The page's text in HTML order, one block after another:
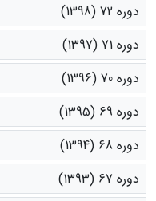
دوره 72 (1398)
دوره 71 (1397)
دوره 70 (1396)
دوره 69 (1395)
دوره 68 (1394)
دوره 67 (1393)